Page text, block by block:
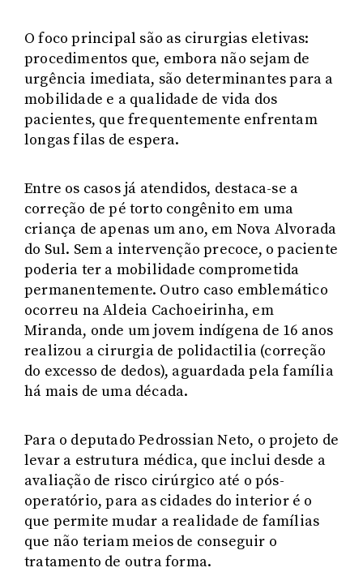
O foco principal são as cirurgias eletivas:
procedimentos que, embora não sejam de
urgência imediata, são determinantes para a
mobilidade e a qualidade de vida dos
pacientes, que frequentemente enfrentam
longas filas de espera.
Entre os casos já atendidos, destaca-se a
correção de pé torto congênito em uma
criança de apenas um ano, em Nova Alvorada
do Sul. Sem a intervenção precoce, o paciente
poderia ter a mobilidade comprometida
permanentemente. Outro caso emblemático
ocorreu na Aldeia Cachoeirinha, em
Miranda, onde um jovem indígena de 16 anos
realizou a cirurgia de polidactilia (correção
do excesso de dedos), aguardada pela família
há mais de uma década.
Para o deputado Pedrossian Neto, o projeto de
levar a estrutura médica, que inclui desde a
avaliação de risco cirúrgico até o pós-
operatório, para as cidades do interior é o
que permite mudar a realidade de famílias
que não teriam meios de conseguir o
tratamento de outra forma.